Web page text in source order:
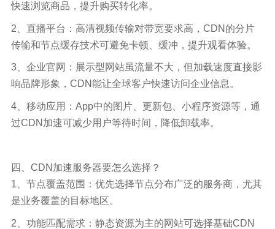
快速浏览商品，提升购买转化率。​
2、直播平台：高清视频传输对带宽要求高，CDN的分片
传输和节点缓存技术可避免卡顿、缓冲，提升观看体验。​
3、企业官网：展示型网站虽流量不大，但加载速度直接影
响品牌形象，CDN能让全球客户快速访问企业信息。​
4、移动应用：App中的图片、更新包、小程序资源等，通
过CDN加速可减少用户等待时间，降低卸载率。​
四、CDN加速服务器要怎么选择？
1、节点覆盖范围：优先选择节点分布广泛的服务商，尤其
是业务覆盖的目标地区。​
2、功能匹配需求：静态资源为主的网站可选择基础CDN